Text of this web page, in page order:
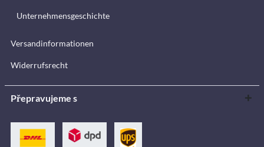
Unternehmensgeschichte
Versandinformationen
Widerrufsrecht
Přepravujeme s